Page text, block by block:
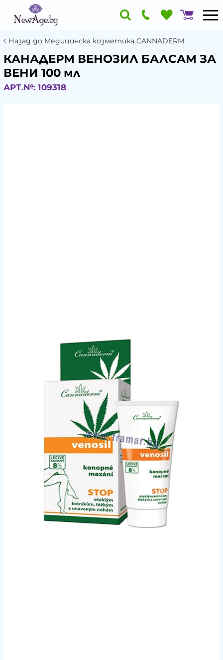
Назад до Медицинска козметика CANNADERM
КАНАДЕРМ ВЕНОЗИЛ БАЛСАМ ЗА
ВЕНИ 100 мл
АРТ.№: 109318